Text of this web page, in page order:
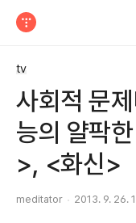
tv
사회적 문
능의 얄팍
>, <화신>
meditator 2013. 9. 26.